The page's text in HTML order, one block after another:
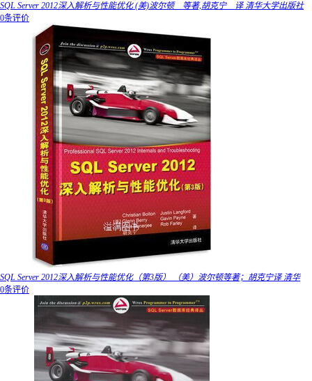
SQL Server 2012深入解析与性能优化 (美)波尔顿 等著,胡克宁 译 清华大学出版社
0条评价
SQL Server 2012深入解析与性能优化（第3版） （美）波尔顿等著；胡克宁译 清华
0条评价